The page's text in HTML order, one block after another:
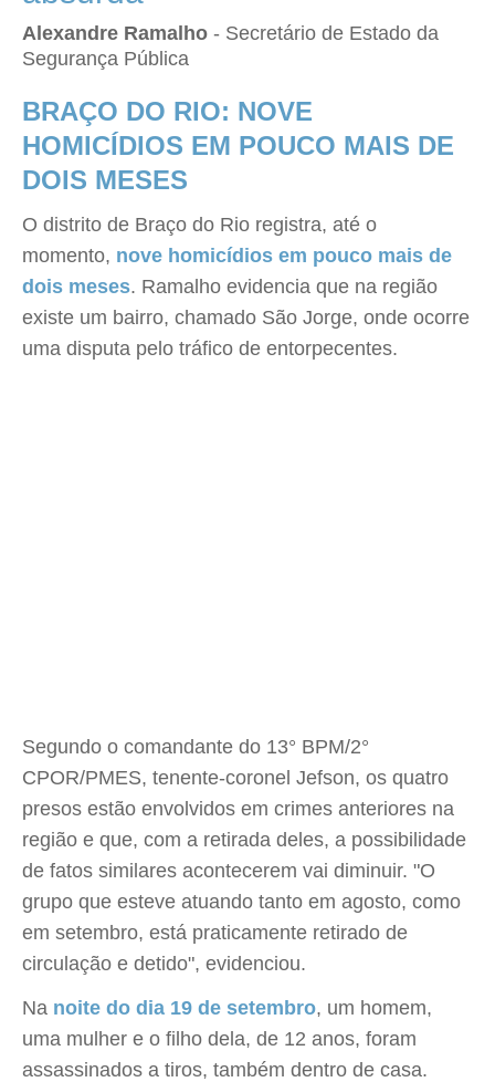
Alexandre Ramalho - Secretário de Estado da
Segurança Pública
BRAÇO DO RIO: NOVE
HOMICÍDIOS EM POUCO MAIS DE
DOIS MESES
O distrito de Braço do Rio registra, até o
momento, nove homicídios em pouco mais de
dois meses. Ramalho evidencia que na região
existe um bairro, chamado São Jorge, onde ocorre
uma disputa pelo tráfico de entorpecentes.
Segundo o comandante do 13° BPM/2°
CPOR/PMES, tenente-coronel Jefson, os quatro
presos estão envolvidos em crimes anteriores na
região e que, com a retirada deles, a possibilidade
de fatos similares acontecerem vai diminuir. "O
grupo que esteve atuando tanto em agosto, como
em setembro, está praticamente retirado de
circulação e detido", evidenciou.
Na noite do dia 19 de setembro, um homem,
uma mulher e o filho dela, de 12 anos, foram
assassinados a tiros, também dentro de casa.